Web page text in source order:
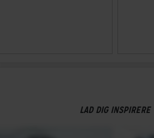
LAD DIG INSPIRERE